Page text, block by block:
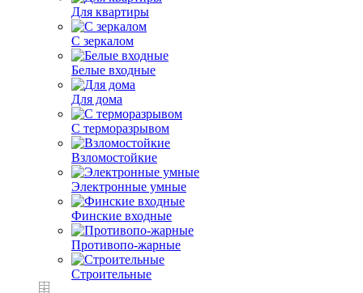
Для квартиры
С зеркалом
Белые входные
Для дома
С терморазрывом
Взломостойкие
Электронные умные
Финские входные
Противопо-жарные
Строительные